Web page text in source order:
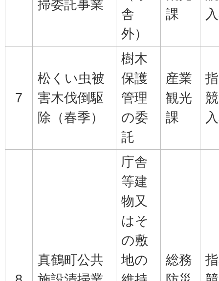
掃委託事業
舎
外）
課
7
松くい虫被
害木伐倒駆
除（春季）
樹木
保護
管理
の委
託
産業
観光
課
真鶴町公共
庁舎
等建
物又
はそ
の敷
地の
総務